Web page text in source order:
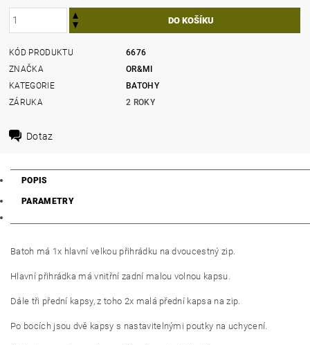
KÓD PRODUKTU
6676
ZNAČKA
OR&MI
KATEGORIE
BATOHY
ZÁRUKA
2 ROKY
Dotaz
POPIS
PARAMETRY
Batoh má 1x hlavní velkou přihrádku na dvoucestný zip.
Hlavní přihrádka má vnitřní zadní malou volnou kapsu.
Dále tři přední kapsy, z toho 2x malá přední kapsa na zip.
Po bocích jsou dvě kapsy s nastavitelnými poutky na uchycení.